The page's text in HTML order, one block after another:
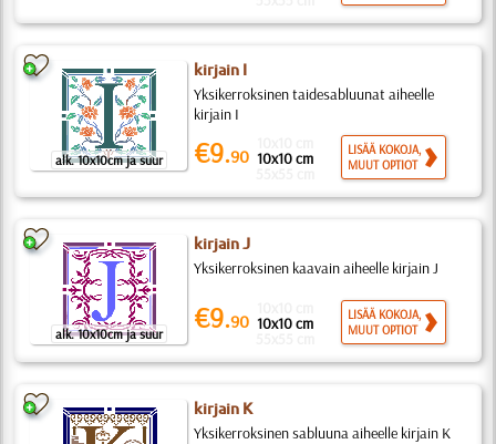
alk. 10x10cm ja suur
kirjain I
Yksikerroksinen taidesabluunat aiheelle
kirjain I
€9.90 10x10 cm
LISÄÄ KOKOJA,
MUUT OPTIOT
alk. 10x10cm ja suur
kirjain J
Yksikerroksinen kaavain aiheelle kirjain J
€9.90 10x10 cm
LISÄÄ KOKOJA,
MUUT OPTIOT
kirjain K
Yksikerroksinen sabluuna aiheelle kirjain K